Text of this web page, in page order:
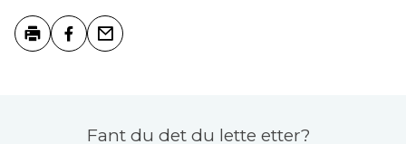
Fant du det du lette etter?